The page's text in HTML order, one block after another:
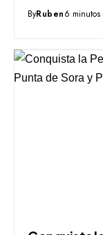
ByRuben6 minutos